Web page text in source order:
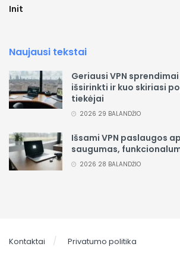
Init
Naujausi tekstai
Geriausi VPN
išsirinkti ir kuo skiriasi
tiekėjai
2026 29 BALANDŽIO
Išsami VPN paslaugos
saugumas,
2026 28 BALANDŽIO
Kontaktai Privatumo politika